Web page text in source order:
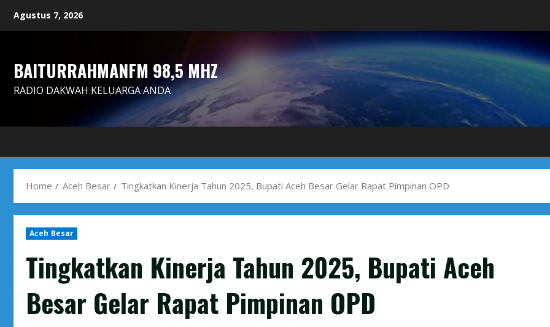
Agustus 7, 2026
BAITURRAHMANFM 98,5 MHZ
RADIO DAKWAH KELUARGA ANDA
Home Aceh Besar Tingkatkan Kinerja Tahun 2025, Bupati Aceh Besar Gelar Rapat Pimpinan OPD
Aceh Besar
Tingkatkan Kinerja Tahun 2025, Bupati Aceh
Besar Gelar Rapat Pimpinan OPD